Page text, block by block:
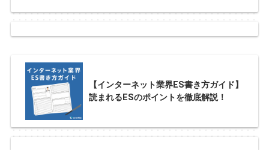
【インターネット業界ES書き方ガイド】
読まれるESのポイントを徹底解説！